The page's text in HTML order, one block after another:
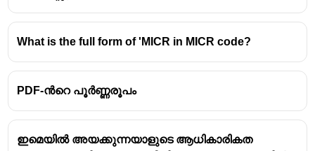
ആണ്.
വിവിധോദ്ദേശ്യ മാൽവെയർ (multi-purpose
malware)ആണ്.
ഇത് കമ്പ്യൂട്ടർ നെറ്റ്‌വർക്കുകളിലേക്കും
ഡാറ്റാബേസുകളിലേക്കും അനധികൃതമായി
ഹാക്കർമാർ ഈ മാൽവെയർ ഉപയോഗിച്ച്
What is the full form of 'MICR in MICR code?
PDF-ൻറെ പൂർണ്ണരൂപം
ഇമെയിൽ അയക്കുന്നയാളുടെ ആധികാരികത